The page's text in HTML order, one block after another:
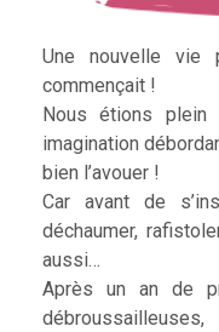
Une nouvelle vie
commençait !
Nous étions plein
imagination
bien l’avouer !
Car avant de
déchaumer,
aussi…
Après un an de